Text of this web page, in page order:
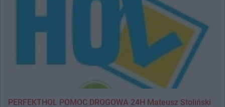
PERFEKTHOL POMOC DROGOWA 24H Mateusz Stoliński